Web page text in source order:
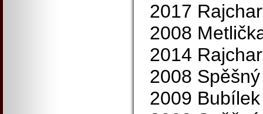
2017
2008
2014
2008
2009